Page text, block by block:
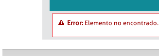
Error:Elemento no encontrado.